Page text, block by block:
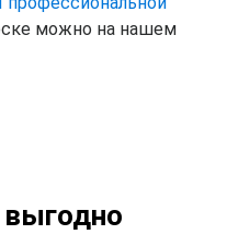
можно на нашем